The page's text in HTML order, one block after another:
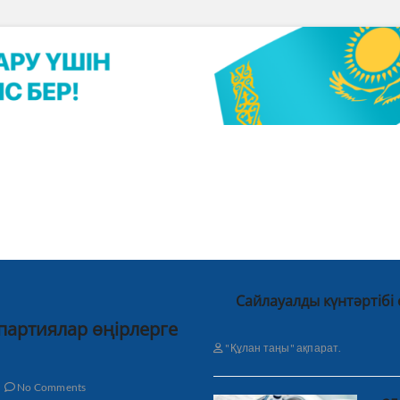
өңірлерге
No Comments
Сайлауалды
"Құлан таңы" ақпарат.